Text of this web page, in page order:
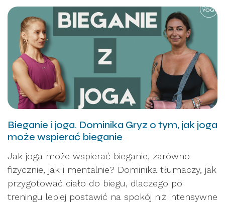
Bieganie i joga. Dominika Gryz o tym, jak joga
może wspierać bieganie
Jak joga może wspierać bieganie, zarówno
fizycznie, jak i mentalnie? Dominika tłumaczy, jak
przygotować ciało do biegu, dlaczego po
treningu lepiej postawić na spokój niż intensywne